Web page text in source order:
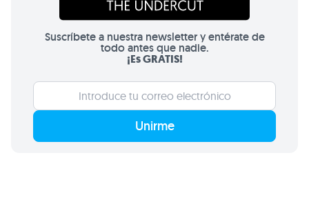
Suscríbete a nuestra newsletter y entérate de
todo antes que nadie.
¡Es GRATIS!
Unirme